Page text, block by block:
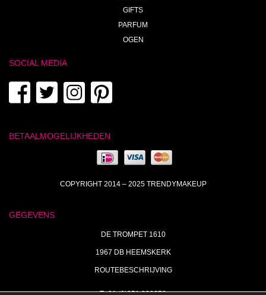
GIFTS
PARFUM
OGEN
SOCIAL MEDIA
BETAALMOGELIJKHEDEN
COPYRIGHT 2014 – 2025 TRENDYMAKEUP
GEGEVENS
DE TROMPET 1610
1967 DB HEEMSKERK
ROUTEBESCHRIJVING